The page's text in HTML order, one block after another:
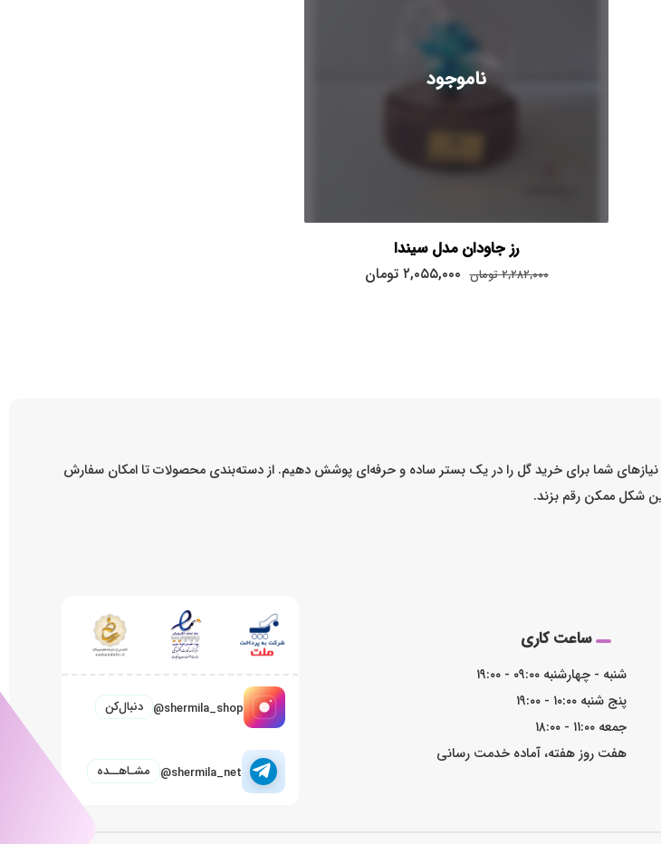
ناموجود
رز جاودان مدل سیندا
۲,۲۸۲,۰۰۰ تومان ۲,۰۵۵,۰۰۰ تومان
نیازهای شما برای خرید گل را در یک بستر ساده و حرفه‌ای پوشش دهیم. از دسته‌بندی محصولات تا امکان سفارش
شکل ممکن رقم بزند.
ساعت کاری
شنبه - چهارشنبه ۰۹:۰۰ - ۱۹:۰۰
پنج شنبه ۱۰:۰۰ - ۱۹:۰۰
جمعه ۱۱:۰۰ - ۱۸:۰۰
هفت روز هفته، آماده خدمت رسانی
@shermila_shop دنبال‌کن
@shermila_net مشـاهــده